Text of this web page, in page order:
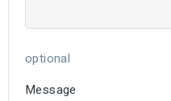
optional
Message